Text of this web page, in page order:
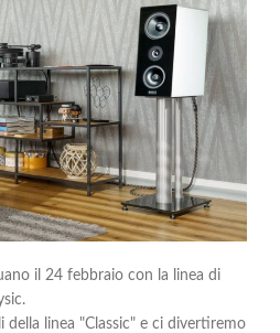
il 24 febbraio con la linea di
della linea "Classic" e ci divertiremo